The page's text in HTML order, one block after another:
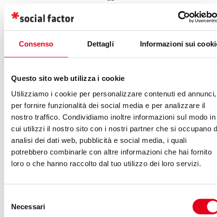
Consenso Dettagli Informazioni sui
Questo sito web utilizza i cookie
Utilizziamo i cookie per personalizzare contenuti ed annunci,
per fornire funzionalità dei social media e per analizzare il
nostro traffico. Condividiamo inoltre informazioni sul modo in
cui utilizzi il nostro sito con i nostri partner che si occupano
analisi dei dati web, pubblicità e social media, i quali
potrebbero combinarle con altre informazioni che hai fornito
loro o che hanno raccolto dal tuo utilizzo dei loro servizi.
delNecessari
malfunzionamenti del sito che ostacolano la
Miglioramento dellauser experience: un
interfaccia di navigazione facilità non solo la
crescita delle conversioni ma anche l’arrivo di nuovi
utenti attraverso il passaparola online. Sviluppare
un sito con le corrette tecniche, inoltre, favorisce
anche la crescita del traffico organico dai motori di
ricerca. Google, infatti, valuta positivamente i siti
web con una buona esperienza di navigazione e
) sul sito: permetterà quindi agli utenti
di arrivare velocemente al contenuto o al prodotto